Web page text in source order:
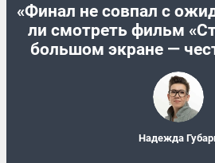
«Финал не совпал с
ли смотреть фильм
большом экране —
Надежда